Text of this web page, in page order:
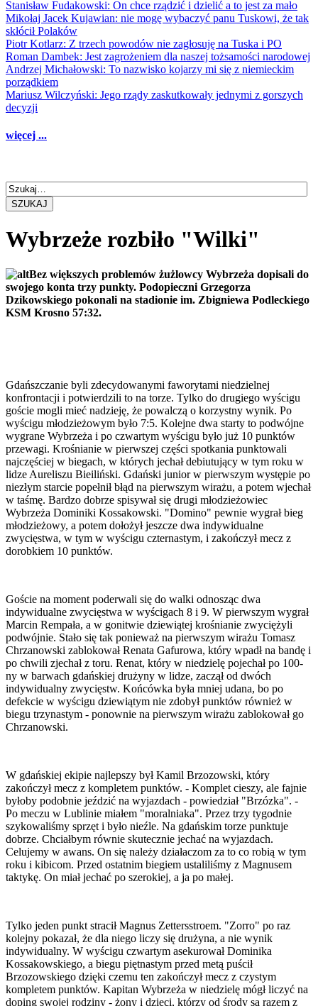
Stanisław Fudakowski: On chce rządzić i dzielić a to jest za mało
Mikołaj Jacek Kujawian: nie mogę wybaczyć panu Tuskowi, że tak
skłócił Polaków
Piotr Kotlarz: Z trzech powodów nie zagłosuję na Tuska i PO
Roman Dambek: Jest zagrożeniem dla naszej tożsamości narodowej
Andrzej Michałowski: To nazwisko kojarzy mi się z niemieckim
porządkiem
Mariusz Wilczyński: Jego rządy zaskutkowały jednymi z gorszych
decyzji
więcej ...
SZUKAJ
Wybrzeże rozbiło "Wilki"
Bez większych problemów żużlowcy Wybrzeża dopisali do
swojego konta trzy punkty. Podopieczni Grzegorza
Dzikowskiego pokonali na stadionie im. Zbigniewa Podleckiego
KSM Krosno 57:32.
Gdańszczanie byli zdecydowanymi faworytami niedzielnej
konfrontacji i potwierdzili to na torze. Tylko do drugiego wyścigu
goście mogli mieć nadzieję, że powalczą o korzystny wynik. Po
wyścigu młodzieżowym było 7:5. Kolejne dwa starty to podwójne
wygrane Wybrzeża i po czwartym wyścigu było już 10 punktów
przewagi. Krośnianie w pierwszej części spotkania punktowali
najczęściej w biegach, w których jechał debiutujący w tym roku w
lidze Aureliszu Bieiliński. Gdański junior w pierwszym występie po
niezłym starcie popełnił błąd na pierwszym wirażu, a potem wjechał
w taśmę. Bardzo dobrze spisywał się drugi młodzieżowiec
Wybrzeża Dominiki Kossakowski. "Domino" pewnie wygrał bieg
młodzieżowy, a potem dołożył jeszcze dwa indywidualne
zwycięstwa, w tym w wyścigu czternastym, i zakończył mecz z
dorobkiem 10 punktów.
Goście na moment poderwali się do walki odnosząc dwa
indywidualne zwycięstwa w wyścigach 8 i 9. W pierwszym wygrał
Marcin Rempała, a w gonitwie dziewiątej krośnianie zwyciężyli
podwójnie. Stało się tak ponieważ na pierwszym wirażu Tomasz
Chrzanowski zablokował Renata Gafurowa, który wpadł na bandę i
po chwili zjechał z toru. Renat, który w niedzielę pojechał po 100-
ny w barwach gdańskiej drużyny w lidze, zaczął od dwóch
indywidualny zwycięstw. Końcówka była mniej udana, bo po
defekcie w wyścigu dziewiątym nie zdobył punktów również w
biegu trzynastym - ponownie na pierwszym wirażu zablokował go
Chrzanowski.
W gdańskiej ekipie najlepszy był Kamil Brzozowski, który
zakończył mecz z kompletem punktów. - Komplet cieszy, ale fajnie
byłoby podobnie jeździć na wyjazdach - powiedział "Brzózka". -
Po meczu w Lublinie miałem "moralniaka". Przez trzy tygodnie
szykowaliśmy sprzęt i było nieźle. Na gdańskim torze punktuje
dobrze. Chciałbym równie skutecznie jechać na wyjazdach.
Celujemy w awans. On się należy działaczom za to co robią w tym
roku i kibicom. Przed ostatnim biegiem ustaliliśmy z Magnusem
taktykę. On miał jechać po szerokiej, a ja po małej.
Tylko jeden punkt stracił Magnus Zettersstroem. "Zorro" po raz
kolejny pokazał, że dla niego liczy się drużyna, a nie wynik
indywidualny. W wyścigu czwartym asekurował Dominika
Kossakowskiego, a biegu piętnastym przed metą puścił
Brzozowskiego dzięki czemu ten zakończył mecz z czystym
kompletem punktów. Kapitan Wybrzeża w niedzielę mógł liczyć na
doping swojej rodziny - żony i dzieci, którzy od środy są razem z